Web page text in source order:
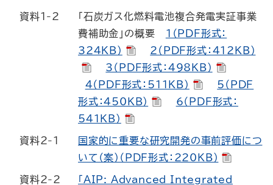
資料1-2
「石炭ガス化燃料電池複合発電実証事業
費補助金」の概要 1（PDF形式：
324KB）
2（PDF形式：412KB）
3（PDF形式：498KB）
4（PDF形式：511KB）
5（PDF
形式：450KB）
6（PDF形式：
541KB）
資料2-1
国家的に重要な研究開発の事前評価につ
いて（案）（PDF形式：220KB）
資料2-2
「AIP: Advanced Integrated